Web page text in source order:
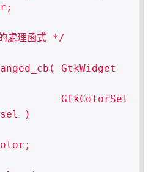
處理函式 */
GtkWidget
)